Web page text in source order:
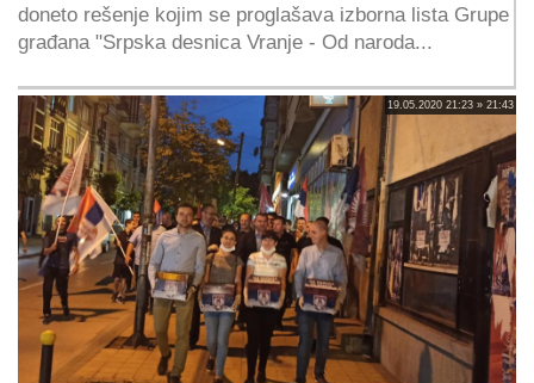
doneto rešenje kojim se proglašava izborna lista Grupe
građana "Srpska desnica Vranje - Od naroda...
19.05.2020 21:23 » 21:43